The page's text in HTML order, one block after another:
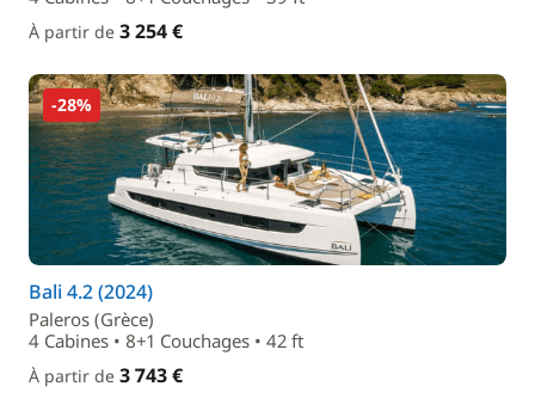
À partir de 3 254 €
-28%
Bali 4.2 (2024)
Paleros (Grèce)
4 Cabines • 8+1 Couchages • 42 ft
À partir de 3 743 €